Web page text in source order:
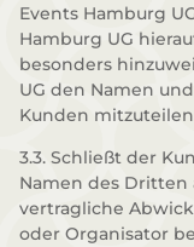
Events Hamburg
Hamburg UG
besonders
UG den Namen
Kunden
3.3. Schließt der
Namen des
vertragliche
oder Organisator